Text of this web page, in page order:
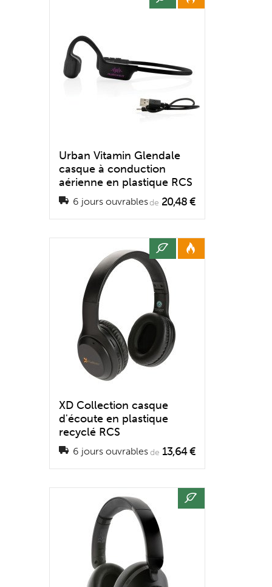
Urban Vitamin Glendale
casque à conduction
aérienne en plastique RCS
6 jours ouvrablesde 20,48 €
XD Collection casque
d'écoute en plastique
recyclé RCS
6 jours ouvrables de 13,64 €